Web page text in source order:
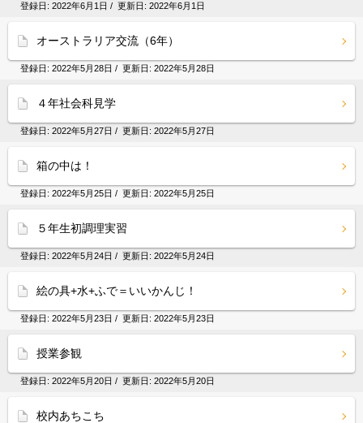
登録日: 2022年6月1日 / 更新日: 2022年6月1日
オーストラリア交流（6年）
登録日: 2022年5月28日 / 更新日: 2022年5月28日
４年社会科見学
登録日: 2022年5月27日 / 更新日: 2022年5月27日
箱の中は！
登録日: 2022年5月25日 / 更新日: 2022年5月25日
５年生初調理実習
登録日: 2022年5月24日 / 更新日: 2022年5月24日
絵の具+水+ふで＝いいかんじ！
登録日: 2022年5月23日 / 更新日: 2022年5月23日
授業参観
登録日: 2022年5月20日 / 更新日: 2022年5月20日
校内あちこち